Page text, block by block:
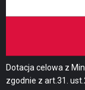
Dotacja celowa z
zgodnie z art.31.